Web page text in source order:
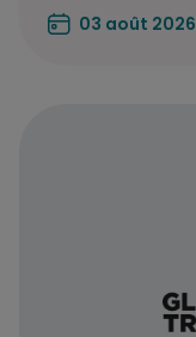
03 août 2026